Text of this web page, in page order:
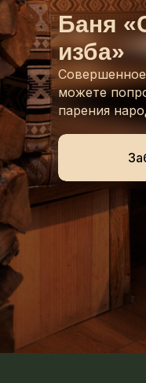
можете
парения
Баня «
изба»